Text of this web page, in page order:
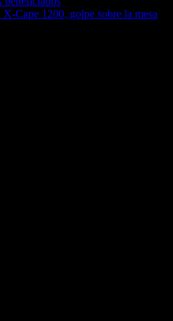
Cape 1200, golpe sobre la mesa